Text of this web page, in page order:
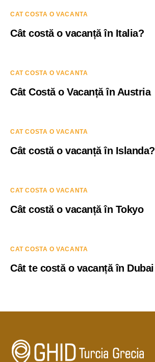
CAT COSTA O VACANTA
Cât costă o vacanță în Italia?
CAT COSTA O VACANTA
Cât Costă o Vacanță în Austria
CAT COSTA O VACANTA
Cât costă o vacanță în Islanda?
CAT COSTA O VACANTA
Cât costă o vacanță în Tokyo
CAT COSTA O VACANTA
Cât te costă o vacanță în Dubai